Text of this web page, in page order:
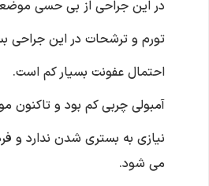
در این جراحی از بی حسی
تورم و ترشحات در این جراحی
احتمال عفونت بسیار کم است.
آمبولی چربی کم بود و تاکنون
نیازی به بستری شدن ندارد و
می شود.